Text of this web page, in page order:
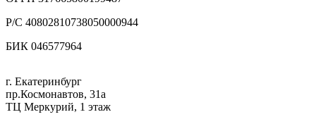
Р/С 40802810738050000944
БИК 046577964
г. Екатеринбург
пр.Космонавтов, 31а
ТЦ Меркурий, 1 этаж